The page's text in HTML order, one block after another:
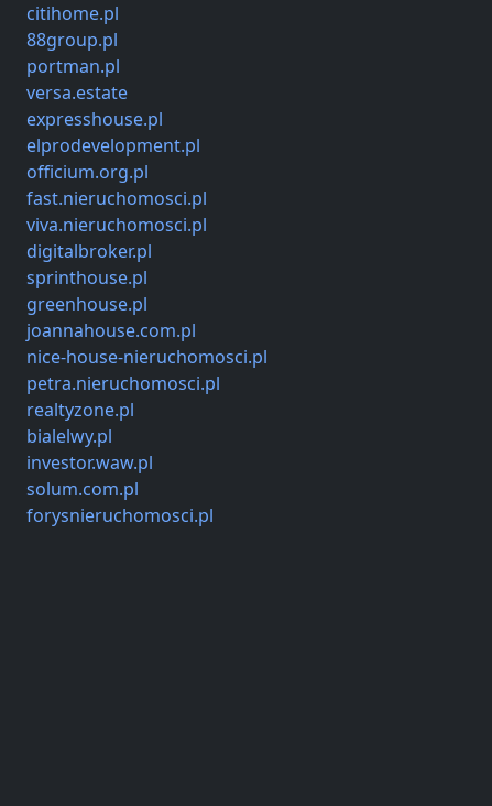
citihome.pl
88group.pl
portman.pl
versa.estate
expresshouse.pl
elprodevelopment.pl
officium.org.pl
fast.nieruchomosci.pl
viva.nieruchomosci.pl
digitalbroker.pl
sprinthouse.pl
greenhouse.pl
joannahouse.com.pl
nice-house-nieruchomosci.pl
petra.nieruchomosci.pl
realtyzone.pl
bialelwy.pl
investor.waw.pl
solum.com.pl
forysnieruchomosci.pl